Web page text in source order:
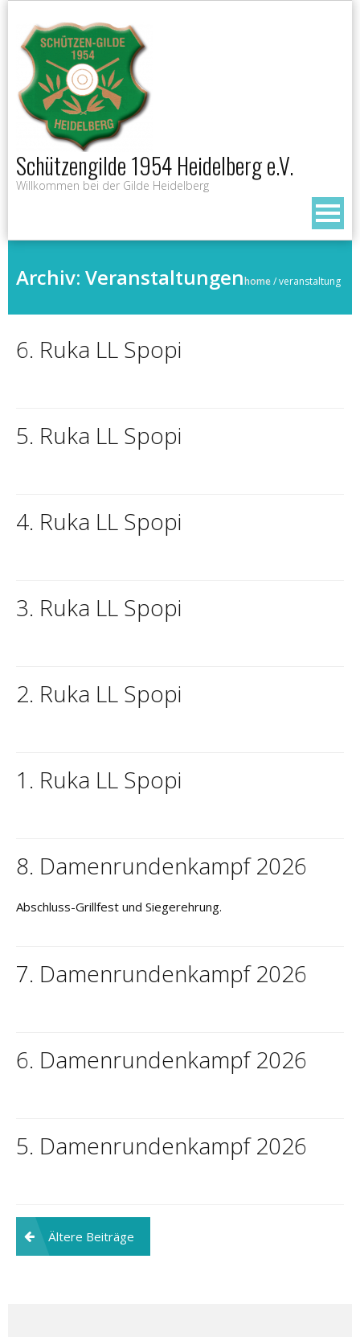
content
Schützengilde 1954 Heidelberg e.V.
Willkommen bei der Gilde Heidelberg
Archiv: Veranstaltungenhome/veranstaltung
6. Ruka LL Spopi
5. Ruka LL Spopi
4. Ruka LL Spopi
3. Ruka LL Spopi
2. Ruka LL Spopi
1. Ruka LL Spopi
8. Damenrundenkampf 2026
Abschluss-Grillfest und Siegerehrung.
7. Damenrundenkampf 2026
6. Damenrundenkampf 2026
5. Damenrundenkampf 2026
Beitragsnavigation
Ältere Beiträge